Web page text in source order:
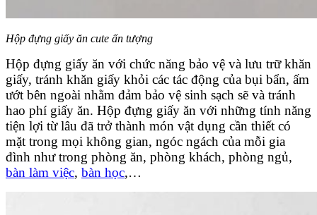
Hộp đựng giấy ăn cute ấn tượng
Hộp đựng giấy ăn với chức năng bảo vệ và lưu trữ khăn
giấy, tránh khăn giấy khỏi các tác động của bụi bẩn, ấm
ướt bên ngoài nhằm đảm bảo vệ sinh sạch sẽ và tránh
hao phí giấy ăn. Hộp đựng giấy ăn với những tính năng
tiện lợi từ lâu đã trở thành món vật dụng cần thiết có
mặt trong mọi không gian, ngóc ngách của mỗi gia
đình như trong phòng ăn, phòng khách, phòng ngủ,
bàn làm việc, bàn học,…